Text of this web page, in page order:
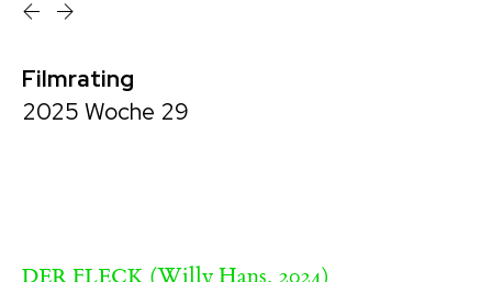
Filmrating
2025 Woche 29
DER FLECK (Willy Hans, 2024)